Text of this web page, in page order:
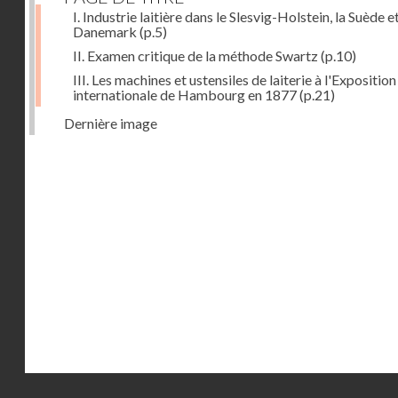
I. Industrie laitière dans le Slesvig-Holstein, la Suède
Danemark (p.5)
II. Examen critique de la méthode Swartz(p.10)
III. Les machines et ustensiles de laiterie à l'Exposition
internationale de Hambourg en 1877(p.21)
Dernière image